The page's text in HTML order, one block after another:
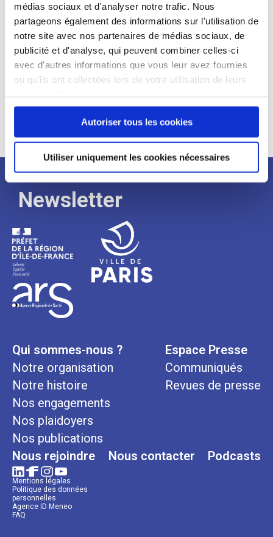
médias sociaux et d'analyser notre trafic. Nous
partageons également des informations sur l'utilisation de
notre site avec nos partenaires de médias sociaux, de
publicité et d'analyse, qui peuvent combiner celles-ci
avec d'autres informations que vous leur avez fournies
ou qu'ils ont collectées lors de votre utilisation de leurs
continuez à utiliser notre site Web.
Autoriser tous les cookies
Utiliser uniquement les cookies nécessaires
Expérience :
Processus
de
recrutement
Newsletter
Qui sommes-nous ?
Notre organisation
Notre histoire
Nos engagements
Nos plaidoyers
Nos publications
Espace Presse
Communiqués
Revues de presse
Nous rejoindre Nous contacter Podcasts
Mentions légales
Politique des données
personnelles
Agence ID Meneo
FAQ